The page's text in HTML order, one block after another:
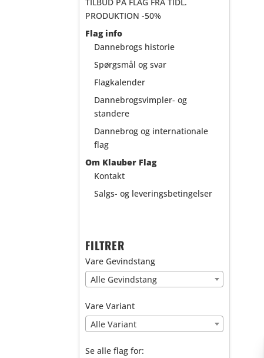
PRODUKTION -50%
Flag info
Dannebrogs historie
Spørgsmål og svar
Flagkalender
Dannebrogsvimpler- og
standere
Dannebrog og internationale
flag
Om Klauber Flag
Kontakt
Salgs- og leveringsbetingelser
FILTRER
Vare Gevindstang
Alle Gevindstang
Vare Variant
Alle Variant
Se alle flag for: